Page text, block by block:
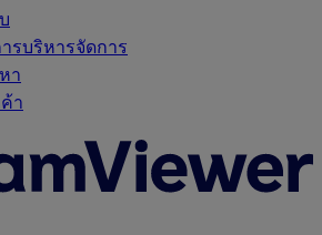
รบริหารจัดการ
า
า